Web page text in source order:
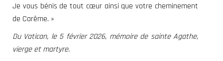
Je vous bénis de tout cœur ainsi que votre cheminement
de Carême. »
Du Vatican, le 5 février 2026, mémoire de sainte Agathe,
vierge et martyre.